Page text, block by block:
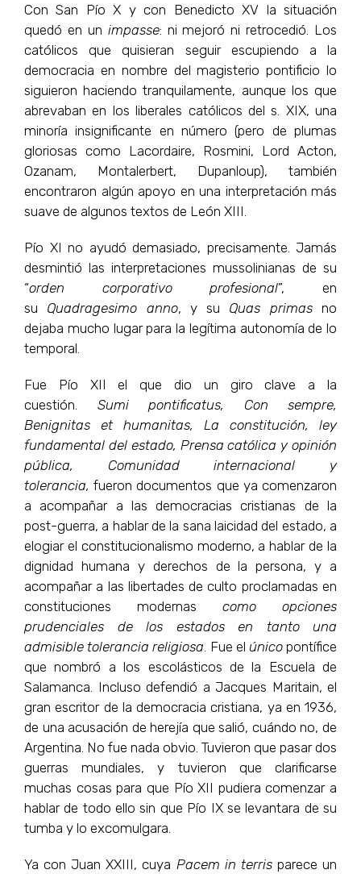
Con San Pío X y con Benedicto XV la situación
quedó en un impasse: ni mejoró ni retrocedió. Los
católicos que quisieran seguir escupiendo a la
democracia en nombre del magisterio pontificio lo
siguieron haciendo tranquilamente, aunque los que
abrevaban en los liberales católicos del s. XIX, una
minoría insignificante en número (pero de plumas
gloriosas como Lacordaire, Rosmini, Lord Acton,
Ozanam, Montalerbert, Dupanloup), también
encontraron algún apoyo en una interpretación más
suave de algunos textos de León XIII.
Pío XI no ayudó demasiado, precisamente. Jamás
desmintió las interpretaciones mussolinianas de su
“orden corporativo profesional”, en
su Quadragesimo anno, y su Quas primasno
dejaba mucho lugar para la legítima autonomía de lo
temporal.
Fue Pío XII el que dio un giro clave a la
cuestión. Sumi pontificatus, Con sempre,
Benignitas et humanitas, La constitución, ley
fundamental del estado, Prensa católica y opinión
pública, Comunidad internacional y
tolerancia, fueron documentos que ya comenzaron
a acompañar a las democracias cristianas de la
post-guerra, a hablar de la sana laicidad del estado, a
elogiar el constitucionalismo moderno, a hablar de la
dignidad humana y derechos de la persona, y a
acompañar a las libertades de culto proclamadas en
constituciones modernas como opciones
prudenciales de los estados en tanto una
admisible tolerancia religiosa . Fue el únicopontífice
que nombró a los escolásticos de la Escuela de
Salamanca. Incluso defendió a Jacques Maritain, el
gran escritor de la democracia cristiana, ya en 1936,
de una acusación de herejía que salió, cuándo no, de
Argentina. No fue nada obvio. Tuvieron que pasar dos
guerras mundiales, y tuvieron que clarificarse
muchas cosas para que Pío XII pudiera comenzar a
hablar de todo ello sin que Pío IX se levantara de su
tumba y lo excomulgara.
Ya con Juan XXIII, cuya Pacem in terrisparece un